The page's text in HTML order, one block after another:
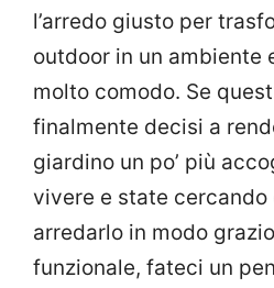
l’arredo giusto per
outdoor in un ambiente
molto comodo. Se
finalmente decisi a
giardino un po’ più
vivere e state
arredarlo in modo
funzionale, fateci un